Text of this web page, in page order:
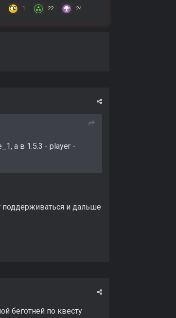
1 22 24
а в 1.5.3 - player -
поддерживаться и дальше
беготнёй по квесту